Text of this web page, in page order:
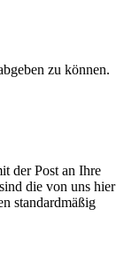
zu können.
der Post an Ihre
die von uns hier
standardmäßig